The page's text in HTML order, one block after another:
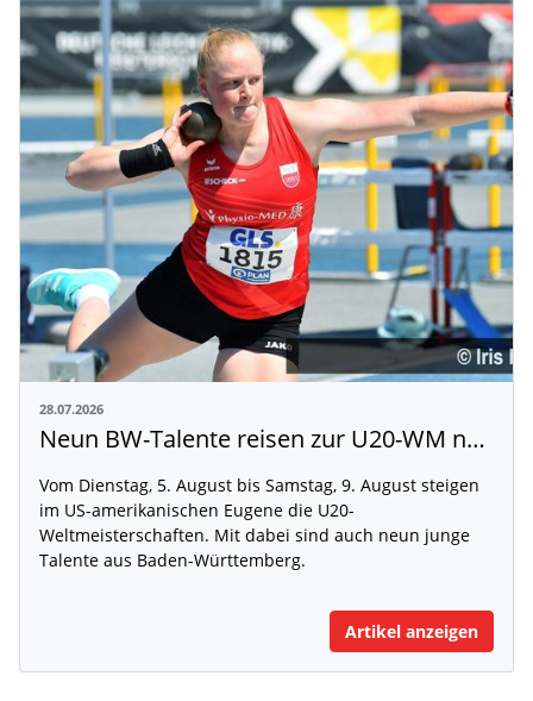
28.07.2026
Neun BW-Talente reisen zur U20-WM nach Eugene
Vom Dienstag, 5. August bis Samstag, 9. August steigen
im US-amerikanischen Eugene die U20-
Weltmeisterschaften. Mit dabei sind auch neun junge
Talente aus Baden-Württemberg.
Artikel anzeigen